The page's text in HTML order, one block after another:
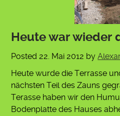
Heute war wieder
Posted22. Mai 2012 by
Heute wurde die Terrasse
nächsten Teil des Zauns
Terasse haben wir den
Bodenplatte des Hauses